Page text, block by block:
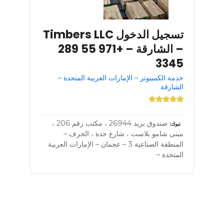
تسجيل الدخول Timbers LLC
– الشارقة – +971 55 289
3345
خدمة الكمبيوتر – الإمارات العربية المتحدة –
الشارقة
تبوك
صندوق بريد 26944 ، مكتب رقم 206 ،
مبنى شامو بلاست ، شارع جدة ، الجرف –
المنطقة الصناعية 3 – عجمان – الإمارات العربية
المتحدة –